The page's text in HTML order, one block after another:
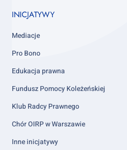
INICJATYWY
Mediacje
Pro Bono
Edukacja prawna
Fundusz Pomocy Koleżeńskiej
Klub Radcy Prawnego
Chór OIRP w Warszawie
Inne inicjatywy